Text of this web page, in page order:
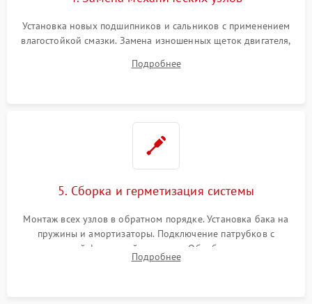
Установка новых подшипников и сальников с применением
влагостойкой смазки. Замена изношенных щеток двигателя,
или поврежденной резиновой манжеты.
Подробнее
5. Сборка и герметизация системы
Монтаж всех узлов в обратном порядке. Установка бака на
пружины и амортизаторы. Подключение патрубков с
надежной фиксацией хомутами. Обработка стыков
герметиком для предотвращения возможных протечек воды.
Подробнее